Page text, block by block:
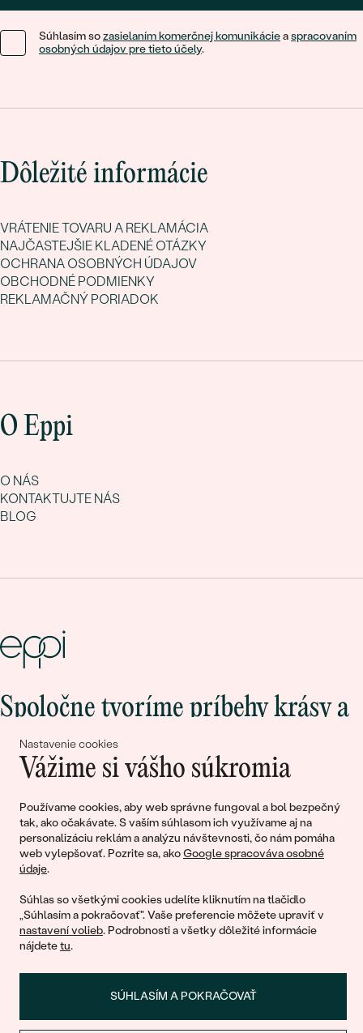
Nastavenie cookies
Vážime si vášho súkromia
Používame cookies, aby web správne fungoval a bol bezpečný
tak, ako očakávate. S vaším súhlasom ich využívame aj na
personalizáciu reklám a analýzu návštevnosti, čo nám pomáha
web vylepšovať. Pozrite sa, akoGoogle spracováva osobné
údaje.
Súhlas so všetkými cookies udelíte kliknutím na tlačidlo
„Súhlasím a pokračovať". Vaše preferencie môžete upraviť v
nastavení volieb. Podrobnosti a všetky dôležité informácie
nájdetetu.
SÚHLASÍM A POKRAČOVAŤ
Súhlasím sozasielaním komerčnej komunikácieaspracovaním
osobných údajov pre tieto účely.
Dôležité informácie
VRÁTENIE TOVARU A REKLAMÁCIA
NAJČASTEJŠIE KLADENÉ OTÁZKY
OCHRANA OSOBNÝCH ÚDAJOV
OBCHODNÉ PODMIENKY
REKLAMAČNÝ PORIADOK
O Eppi
O NÁS
KONTAKTUJTE NÁS
BLOG
Spoločne tvoríme príbehy krásy a
lásky
© 2011 - 2026, Eppi.sk